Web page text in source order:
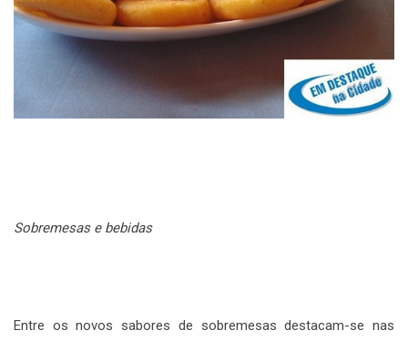
Sobremesas e bebidas
Entre os novos sabores de sobremesas destacam-se nas